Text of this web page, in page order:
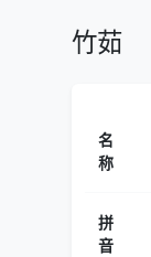
竹茹
名
称
拼
音